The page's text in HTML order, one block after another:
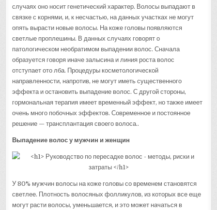
случаях оно носит генетический характер. Волосы выпадают в
связке с корнями, и, к несчастью, на данных участках не могут
опять вырасти новые волосы. На коже головы появляются
светлые проплешины. В данных случаях говорят о
патологическом необратимом выпадении волос. Сначала
образуется говоря иначе залысина и линия роста волос
отступает ото лба. Процедуры косметологической
направленности, напротив, не могут иметь существенного
эффекта и остановить выпадение волос. С другой стороны,
гормональная терапия имеет временный эффект, но также имеет
очень много побочных эффектов. Современное и постоянное
решение — трансплантация своего волоса..
Выпадение волос у мужчин и женщин
У 80% мужчин волосы на коже головы со временем становятся
светлее. Плотность волосяных фолликулов, из которых все еще
могут расти волосы, уменьшается, и это может начаться в